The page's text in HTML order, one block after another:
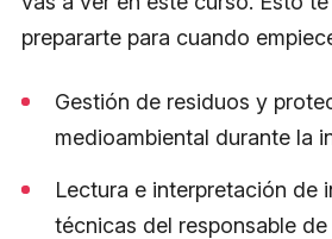
prepararte para cuando
Gestión de residuos y
medioambiental durante la
Lectura e interpretación de
técnicas del responsable de